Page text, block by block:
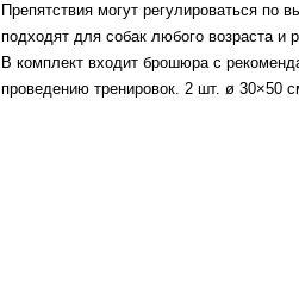
Препятствия могут регулироваться по
подходят для собак любого возраста и
В комплект входит брошюра с
проведению тренировок. 2 шт. ø 30×50